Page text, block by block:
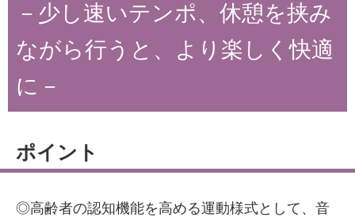
－少し速いテンポ、休憩を挟み
ながら行うと、より楽しく快適
に－
ポイント
◎高齢者の認知機能を高める運動様式として、音